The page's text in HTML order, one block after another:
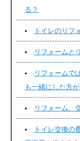
る？
トイレのリフ
リフォームと
リフォームで
も一緒にした方
リフォーム、
トイレ交換の